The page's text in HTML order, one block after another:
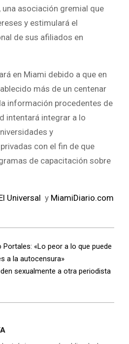
una asociación gremial que
y estimulará el
de sus afiliados en
en Miami debido a que en
más de un centenar
información procedentes de
intentará integrar a lo
y
con el fin de que
de capacitación sobre
Universal y MiamiDiario.com
Portales: «Lo peor a lo que puede
a la autocensura»
sexualmente a otra periodista